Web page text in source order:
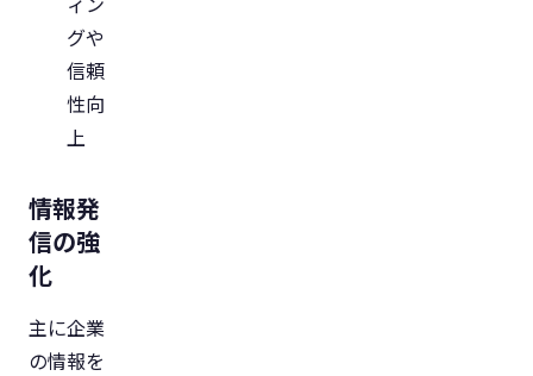
グや
信頼
性向
上
情報発
信の強
化
主に企業
の情報を